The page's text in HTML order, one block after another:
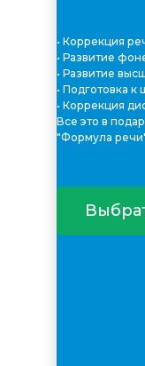
• Коррекция
• Развитие
• Развитие
• Подготовка к
• Коррекция
Все это в
"Формула